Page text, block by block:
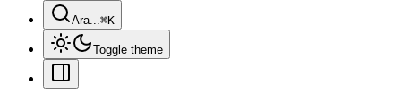
Ara...⌘K
Toggle theme